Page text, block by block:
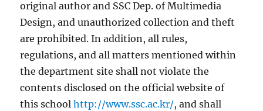
original author and SSC Dep. of Multimedia
Design, and unauthorized collection and theft
are prohibited. In addition, all rules,
regulations, and all matters mentioned within
the department site shall not violate the
contents disclosed on the official website of
this schoolhttp://www.ssc.ac.kr/, and shall